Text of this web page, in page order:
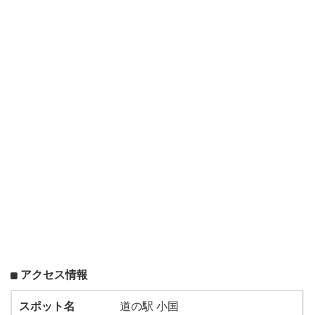
アクセス情報
スポット名
道の駅 小国